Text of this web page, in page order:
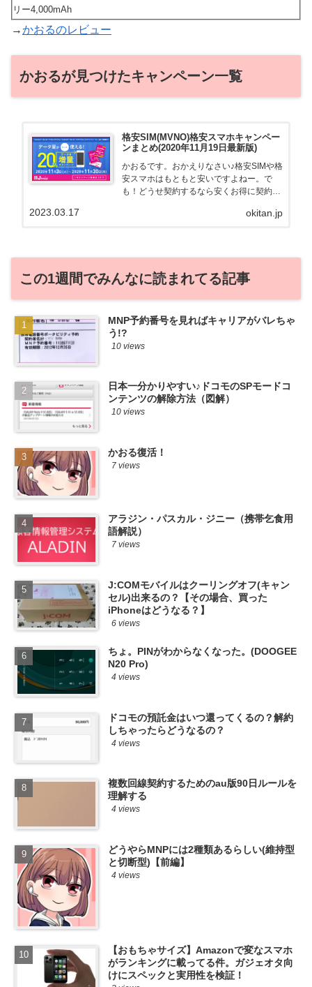
リー4,000mAh
→かおるのレビュー
かおるが見つけたキャンペーン一覧
格安SIM(MVNO)格安スマホキャンペー
ンまとめ(2020年11月19日最新版)
かおるです。おかえりなさい♪格安SIMや格
安スマホはもともと安いですよねー。で
も！どうせ契約するなら安くお得に契約し
る自身も、そういう案件を常に狙ってます
okitan.jp
2023.03.17
この1週間でみんなに読まれてる記事
MNP予約番号を見ればキャリアがバレちゃ
う!?
10 views
日本一分かりやすい♪ドコモのSPモードコ
ンテンツの解除方法（図解）
10 views
かおる復活！
7 views
アラジン・パスカル・ジニー（携帯乞食用
語解説）
7 views
J:COMモバイルはクーリングオフ(キャン
セル)出来るの？【その場合、買った
iPhoneはどうなる？】
6 views
ちょ。PINがわからなくなった。(DOOGEE
N20 Pro)
4 views
ドコモの預託金はいつ還ってくるの？解約
しちゃったらどうなるの？
4 views
複数回線契約するためのau版90日ルールを
理解する
4 views
どうやらMNPには2種類あるらしい(維持型
と切断型)【前編】
4 views
【おもちゃサイズ】Amazonで変なスマホ
がランキングに載ってる件。ガジェオタ向
けにスペックと実用性を検証！